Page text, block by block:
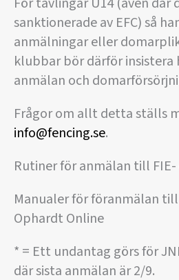
sanktionerade av EFC) så
anmälningar eller
klubbar bör därför insistera
anmälan och
Frågor om allt detta ställs
info@fencing.se.
Rutiner för anmälan till
Manualer för föranmälan till
Ophardt Online
* = Ett undantag görs för
där sista anmälan är 2/9.